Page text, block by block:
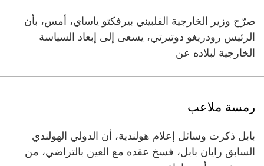
صرّح وزير الخارجية الفلبيني بيرفكتو ياساي، أمس، بأن
الرئيس رودريغو دوتيرتي، يسعى إلى إبعاد السياسة
الخارجية لبلاده عن
رمسة ملاعب
بابل ذكرت وسائل إعلام هولندية، أن الدولي الهولندي
السابق رايان بابل، فسخ عقده مع العين بالتراضي، من